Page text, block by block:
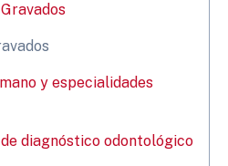
y especialidades
diagnóstico odontológico